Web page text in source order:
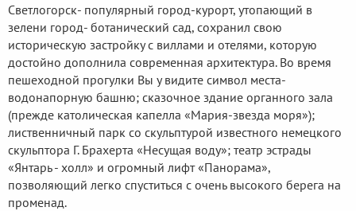
Светлогорск- популярный город-курорт, утопающий в
зелени город- ботанический сад, сохранил свою
историческую застройку с виллами и отелями, которую
достойно дополнила современная архитектура. Во время
пешеходной прогулки Вы у видите символ места-
водонапорную башню; сказочное здание органного зала
(прежде католическая капелла «Мария-звезда моря»);
лиственничный парк со скульптурой известного немецкого
скульптора Г. Брахерта «Несущая воду»; театр эстрады
«Янтарь - холл» и огромный лифт «Панорама»,
позволяющий легко спуститься с очень высокого берега на
променад.